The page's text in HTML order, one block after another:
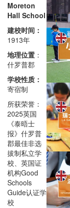
Moreton
Hall School
建校时间：
1913年
地理位置 ：
什罗普郡
学校性质：
寄宿制
所获荣誉：
2025英国
《泰晤士
报》什罗普
郡最佳非选
拔制私立学
校、英国证
机构Good
Schools
Guide认证学
校